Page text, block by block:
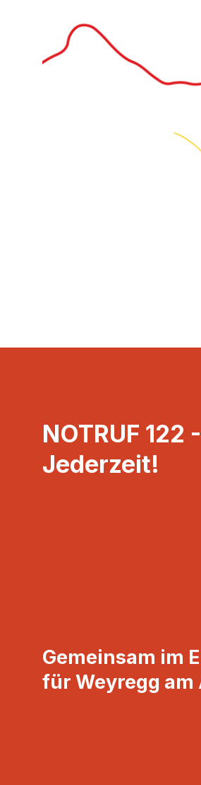
NOTRUF 122
Jederzeit!
Gemeinsam im
für Weyregg am